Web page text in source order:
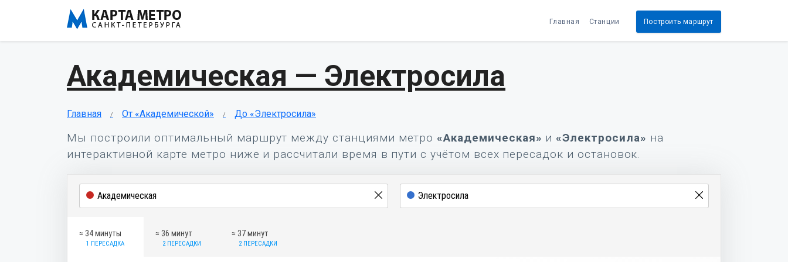
Главная Станции Построить маршрут
Академическая — Электросила
Главная От «Академической» До «Электросила»
Мы построили оптимальный маршрут между станциями метро«Академическая» и«Электросила» на
интерактивной карте метро ниже и рассчитали время в пути с учётом всех пересадок и остановок.
≈ 34 минуты
1 ПЕРЕСАДКА
≈ 36 минут
2 ПЕРЕСАДКИ
≈ 37 минут
2 ПЕРЕСАДКИ